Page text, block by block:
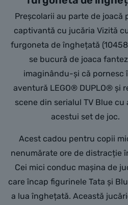
Preșcolarii au parte de joacă
captivantă cu jucăria Vizită
furgoneta de înghețată
se bucură de joaca
imaginându-și că pornesc
aventură LEGO® DUPLO® și
scene din serialul TV Blue cu
acestui set de joc.
Acest cadou pentru copii
nenumărate ore de distracție
Cei mici conduc mașina de
care încap figurinele Tata și
a lua înghețată. Această